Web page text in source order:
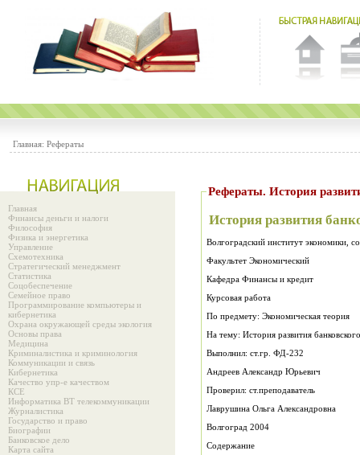
Главная: Рефераты
Главная
Финансы деньги и налоги
Философия
Физика и энергетика
Управление
Схемотехника
Стратегический менеджмент
Статистика
Соцобеспечение
Семейное право
Программирование компьютеры и
кибернетика
Охрана окружающей среды экология
Основы права
Медицина
Криминалистика и криминология
Коммуникации и связь
Кибернетика
Качество упр-е качеством
КСЕ
Информатика ВТ телекоммуникации
Журналистика
Государство и право
Биографии
Банковское дело
Карта сайта
Рефераты. История
История развития
Волгоградский институт экономики,
Факультет Экономический
Кафедра Финансы и кредит
Курсовая работа
По предмету: Экономическая теория
На тему: История развития
Выполнил: ст.гр. ФД-232
Андреев Александр Юрьевич
Проверил: ст.преподаватель
Лаврушина Ольга Александровна
Волгоград 2004
Содержание